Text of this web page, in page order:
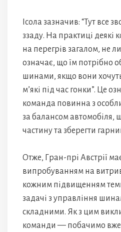
Ісола зазначив: “Тут все
ззаду. На практиці деякі
на перегрів загалом, не
означає, що їм потрібно
шинами, якщо вони
м’які під час гонки”. Це
команда повинна з
за балансом автомобіля,
частину та зберегти
Отже, Гран-прі Австрії
випробуванням на
кожним підвищенням
задачі з управління
складними. Як з цим
команди — побачимо вже